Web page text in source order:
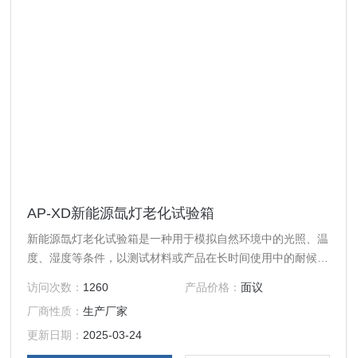
AP-XD新能源氙灯老化试验箱
新能源氙灯老化试验箱是一种用于模拟自然环境中的光照、温
度、湿度等条件，以测试材料或产品在长时间使用中的耐候性
外线、可见光和红外线，从而再现不同环境下的破坏性光波。
访问次数： 1260 产品价格： 面议
厂商性质：生产厂家
更新日期： 2025-03-24